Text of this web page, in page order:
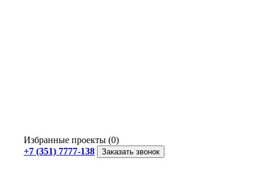
Избранные проекты (0)
+7 (351) 7777-138
Заказать звонок